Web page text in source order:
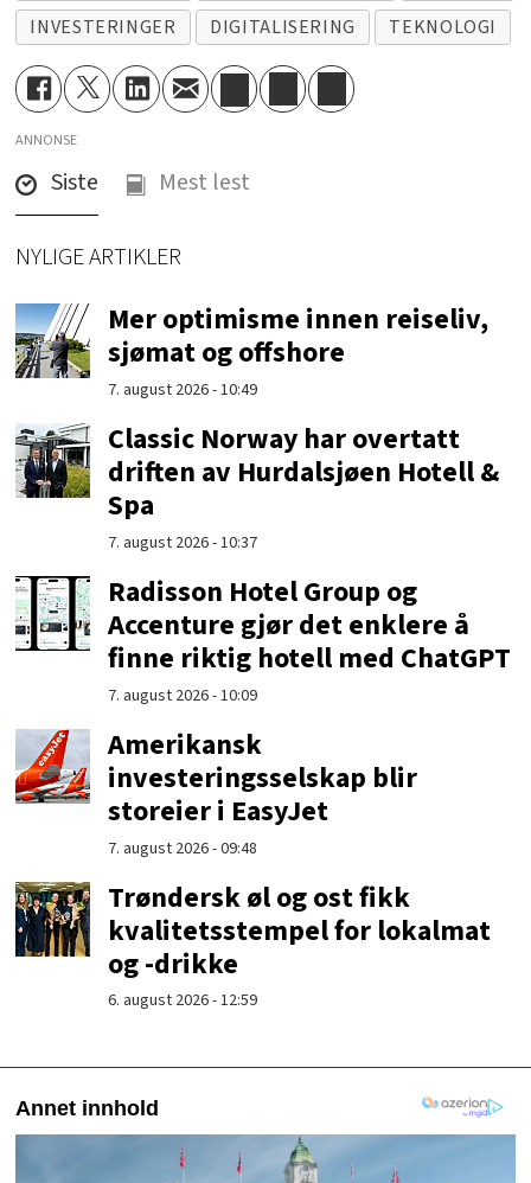
INVESTERINGER DIGITALISERING TEKNOLOGI
ANNONSE
Siste Mest lest
NYLIGE ARTIKLER
Mer optimisme innen reiseliv,
sjømat og offshore
7. august 2026 - 10:49
Classic Norway har overtatt
driften av Hurdalsjøen Hotell &
Spa
7. august 2026 - 10:37
Radisson Hotel Group og
Accenture gjør det enklere å
finne riktig hotell med ChatGPT
7. august 2026 - 10:09
Amerikansk
investeringsselskap blir
storeier i EasyJet
7. august 2026 - 09:48
Trøndersk øl og ost fikk
kvalitetsstempel for lokalmat
og -drikke
6. august 2026 - 12:59